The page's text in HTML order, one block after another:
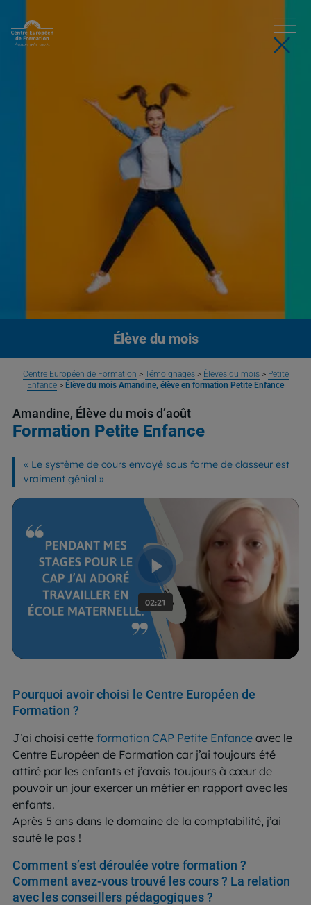
Élève du mois
Centre Européen de Formation > Témoignages> Élèves du mois> Petite
Enfance > Élève du mois Amandine, élève en formation Petite Enfance
Amandine, Élève du mois d’août
Formation Petite Enfance
« Le système de cours envoyé sous forme de classeur est
vraiment génial »
Pourquoi avoir choisi le Centre Européen de
Formation ?
J’ai choisi cette formation CAP Petite Enfance avec le
Centre Européen de Formation car j’ai toujours été
attiré par les enfants et j’avais toujours à cœur de
pouvoir un jour exercer un métier en rapport avec les
enfants.
Après 5 ans dans le domaine de la comptabilité, j’ai
sauté le pas !
Comment s’est déroulée votre formation ?
Comment avez-vous trouvé les cours ? La relation
avec les conseillers pédagogiques ?